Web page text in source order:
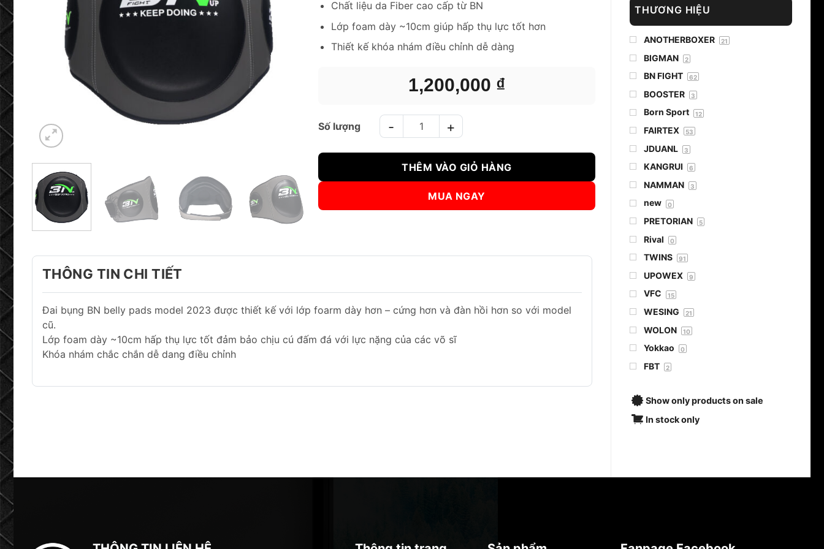
THƯƠNG HIỆU
ANOTHERBOXER 21
BIGMAN 2
BN FIGHT 62
BOOSTER 3
Born Sport 12
FAIRTEX 53
JDUANL 3
KANGRUI 6
NAMMAN 3
new 0
PRETORIAN 5
Rival 0
TWINS 91
UPOWEX 9
VFC 15
WESING 21
WOLON 10
Yokkao 0
FBT 2
Show only products on sale
In stock only
1,200,000 ₫
Chất liệu da Fiber cao cấp từ BN
Lớp foam dày ~10cm giúp hấp thụ lực tốt hơn
Thiết kế khóa nhám điều chỉnh dễ dàng
ĐAI BỤNG BN BELLY PADS MODEL 2023 số lượng
THÊM VÀO GIỎ HÀNG
MUA NGAY
THÔNG TIN CHI TIẾT
Đai bụng BN belly pads model 2023 được thiết kế với lớp foarm dày hơn – cứng hơn và đàn hồi hơn so với model
cũ.
Lớp foam dày ~10cm hấp thụ lực tốt đảm bảo chịu cú đấm đá với lực nặng của các võ sĩ
Khóa nhám chắc chắn dễ dang điều chỉnh